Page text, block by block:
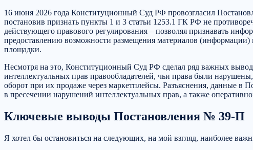
16 июня 2026 года Конституционный Суд РФ провозгласил
постановив признать пункты 1 и 3 статьи 1253.1 ГК РФ не
действующего правового регулирования – позволяя признавать
предоставлению возможности размещения материалов
площадки.
Несмотря на это, Конституционный Суд РФ сделал ряд важных
интеллектуальных прав правообладателей, чьи права были
оборот при их продаже через маркетплейсы. Разъяснения, данные в
в пресечении нарушений интеллектуальных прав, а также
Ключевые выводы Постановления № 39-П
Я хотел бы остановиться на следующих, на мой взгляд, наиболее